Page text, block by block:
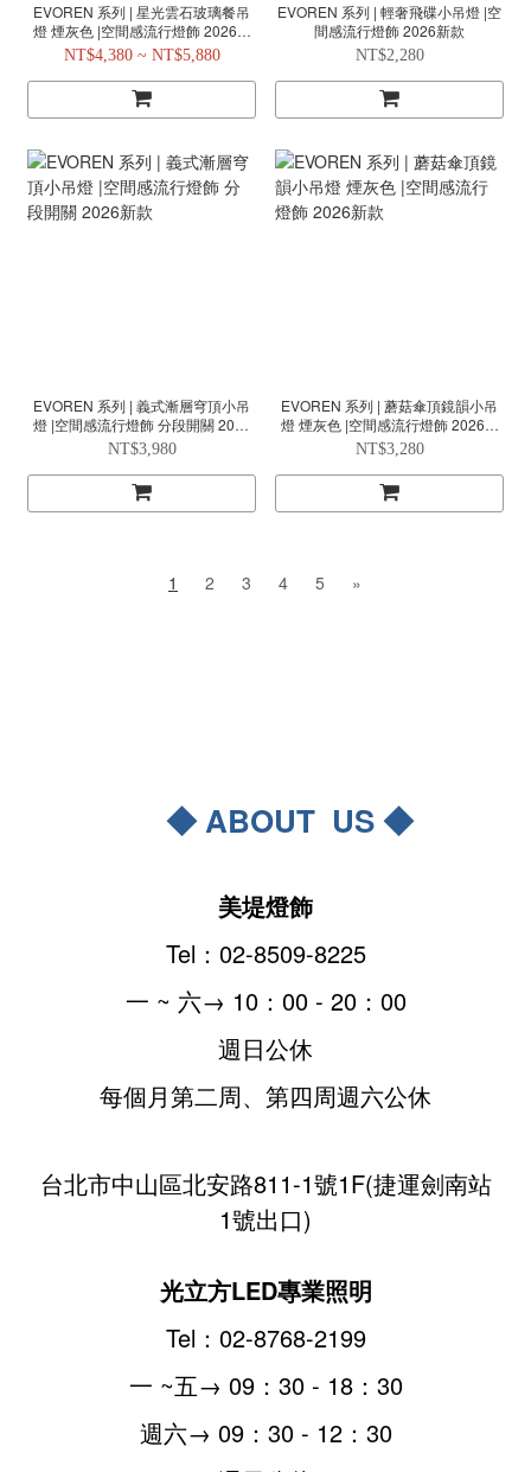
EVOREN 系列 | 星光雲石玻璃餐吊
燈 煙灰色 |空間感流行燈飾 2026新
款
NT$4,380 ~ NT$5,880
EVOREN 系列 | 輕奢飛碟小吊燈 |空
間感流行燈飾 2026新款
NT$2,280
EVOREN 系列 | 義式漸層穹頂小吊
燈 |空間感流行燈飾 分段開關 2026
新款
NT$3,980
EVOREN 系列 | 蘑菇傘頂鏡韻小吊
燈 煙灰色 |空間感流行燈飾 2026新
款
NT$3,280
1 2 3 4 5 »
◆ ABOUT US ◆
美堤燈飾
Tel：02-8509-8225
一 ~ 六→ 10：00 - 20：00
週日公休
每個月第二周、第四周週六公休
台北市中山區北安路811-1號1F(捷運劍南站
1號出口)
光立方LED專業照明
Tel：02-8768-2199
一 ~五→ 09：30 - 18：30
週六→ 09：30 - 12：30